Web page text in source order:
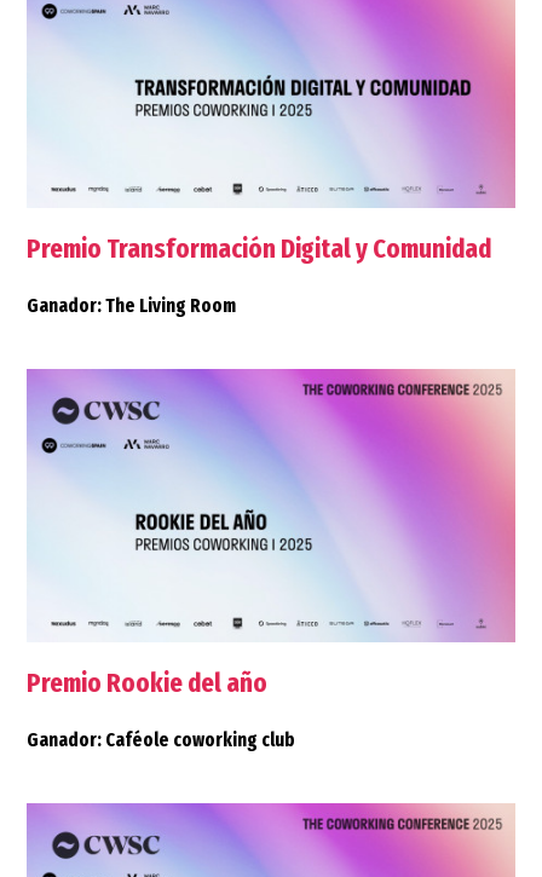
Premio Transformación Digital y Comunidad
Ganador: The Living Room
Premio Rookie del año
Ganador: Caféole coworking club